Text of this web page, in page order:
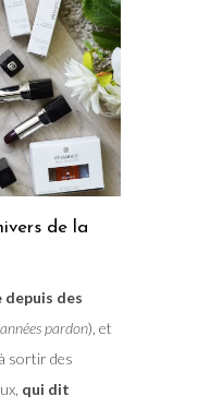
de la
depuis des
pardon), et
sortir des
qui dit